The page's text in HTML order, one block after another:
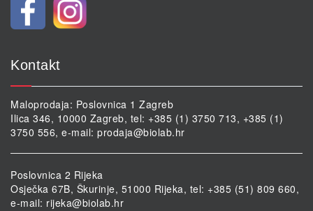
Kontakt
Maloprodaja: Poslovnica 1 Zagreb
Ilica 346, 10000 Zagreb, tel: +385 (1) 3750 713, +385 (1)
3750 556, e-mail: prodaja@biolab.hr
Poslovnica 2 Rijeka
Osječka 67B, Škurinje, 51000 Rijeka, tel: +385 (51) 809 660,
e-mail: rijeka@biolab.hr